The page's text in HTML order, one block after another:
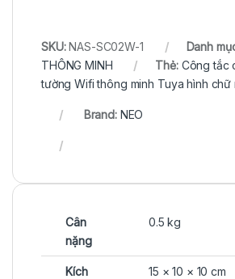
SKU:NAS-SC02W-1 Danh
THÔNG MINH
Thẻ: Công tắc
tường Wifi thông minh Tuya hình chữ
Brand: NEO
Cân
nặng
0.5 kg
Kích
15 × 10 × 10 cm